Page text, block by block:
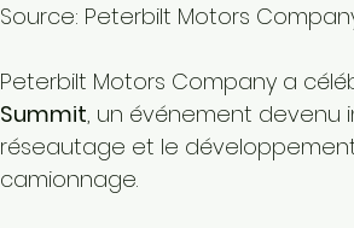
Source: Peterbilt Motors
Peterbilt Motors Company a
Summit, un événement devenu
réseautage et le
camionnage.